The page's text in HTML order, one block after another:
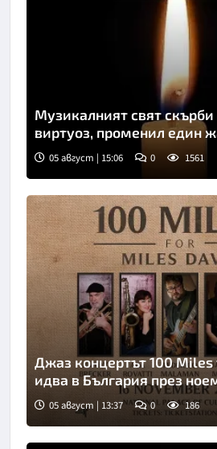
Музикалният свят скърби
виртуоз, променил един
05 август | 15:06 0 1561
Джаз концертът 100
идва в България през
05 август | 13:37 0 186